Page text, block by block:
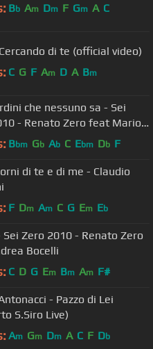
Bb Am Dm F Gm A C
di te (official video)
C G F Am D A Bm
che nessuno sa - Sei
- Renato Zero feat Mario
Bbm Gb Ab C Ebm Db F
di te e di me - Claudio
F Dm Am C G Em Eb
Sei Zero 2010 - Renato Zero
Bocelli
C D G Em Bm Am F#
- Pazzo di Lei
S.Siro Live)
Am Gm Dm A C F Db